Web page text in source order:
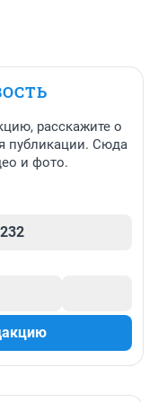
расскажите о
публикации. Сюда
и фото.